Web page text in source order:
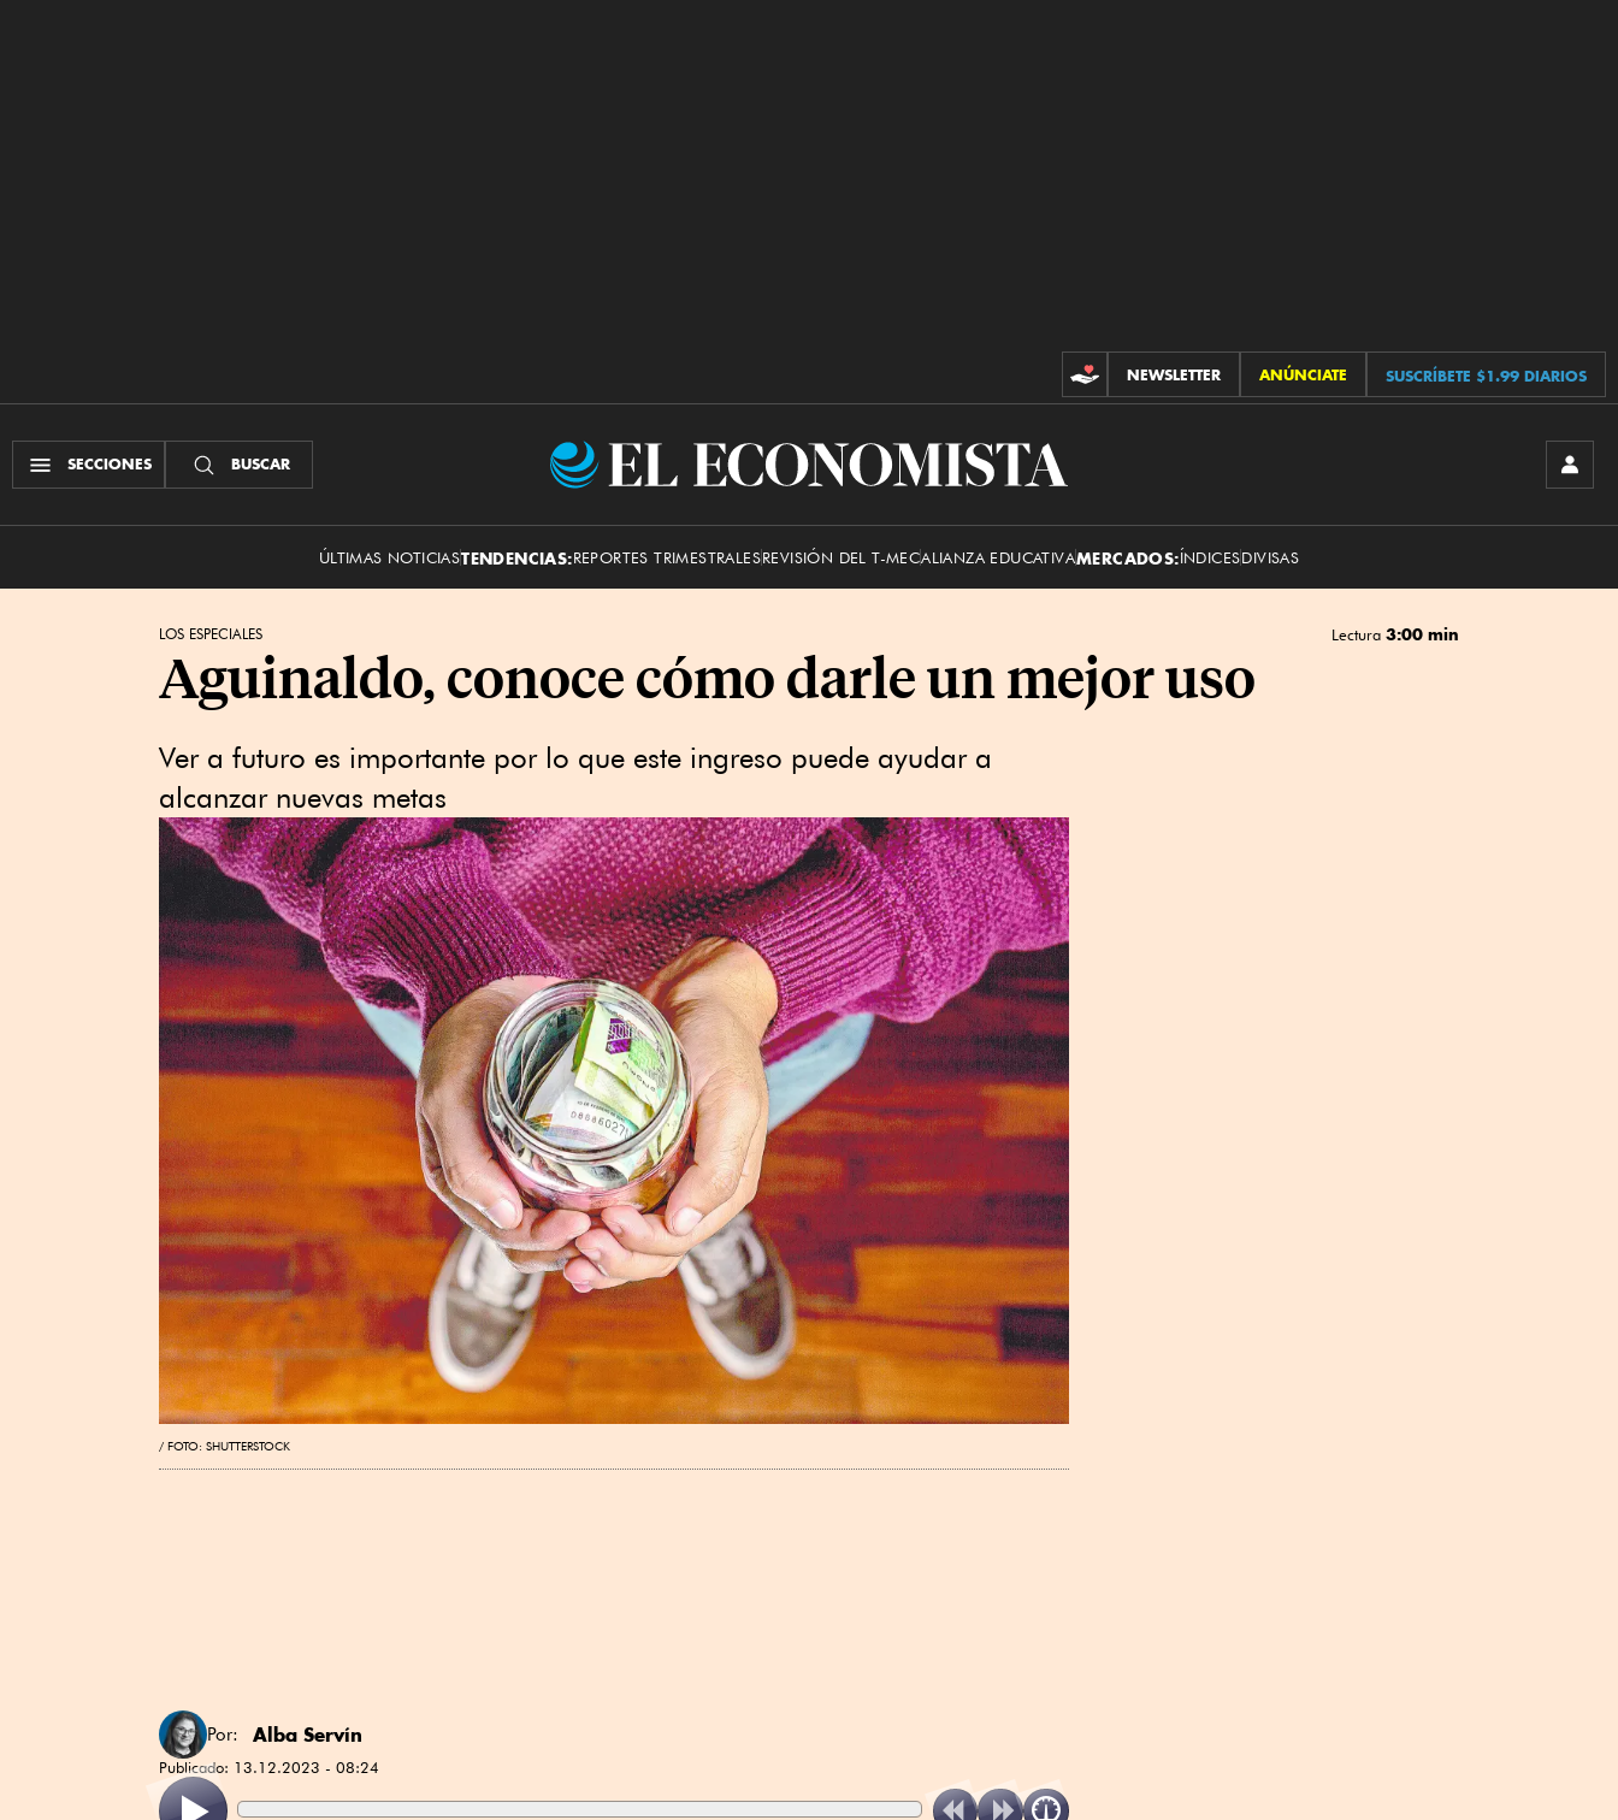
CONTRIBUCIONES
NEWSLETTER ANÚNCIATE SUSCRÍBETE $1.99 DIARIOS
SECCIONES BUSCAR
El
ÚLTIMAS NOTICIASTENDENCIAS:REPORTES TRIMESTRALESREVISIÓN DEL T-MECALIANZA EDUCATIVAMERCADOS:ÍNDICESDIVISAS
LOS ESPECIALES Lectura 3:00 min
Aguinaldo, conoce cómo darle un mejor uso
Ver a futuro es importante por lo que este ingreso puede ayudar a
alcanzar nuevas metas
FOTO: SHUTTERSTOCK
Por: Alba Servín
Publicado: 13.12.2023 - 08:24